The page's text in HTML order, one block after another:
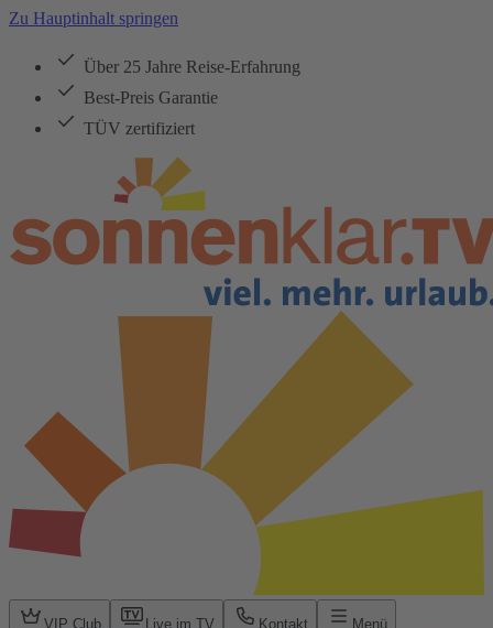
Zu Hauptinhalt springen
Über 25 Jahre Reise-Erfahrung
Best-Preis Garantie
TÜV zertifiziert
VIP Club Live im TV Kontakt Menü